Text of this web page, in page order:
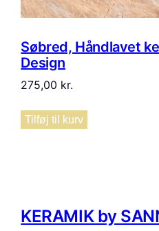
Søbred, Håndlavet
Design
275,00 kr.
Tilføj til kurv
KERAMIK by